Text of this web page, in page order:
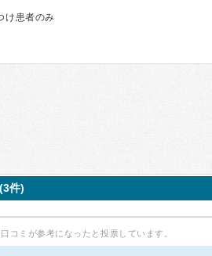
け患者のみ
件)
コミが参考になったと投票しています。